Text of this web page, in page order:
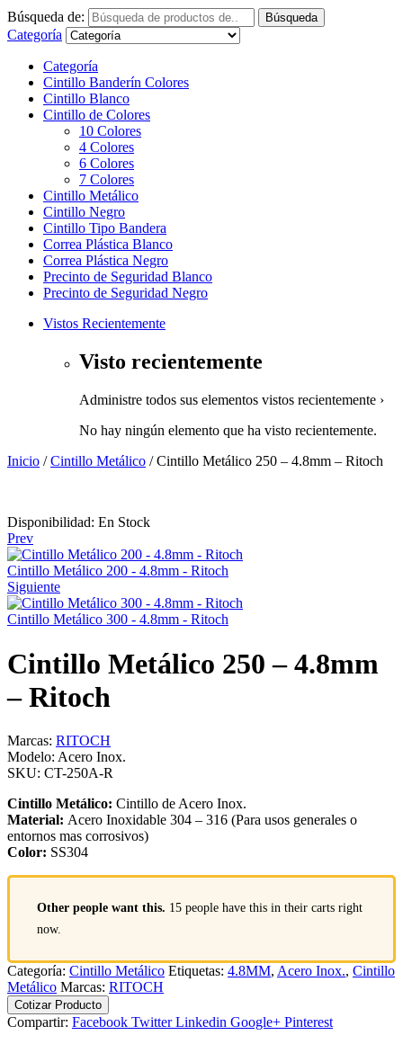
Búsqueda de: Búsqueda
Categoría
Categoría
Cintillo Banderín Colores
Cintillo Blanco
Cintillo de Colores
10 Colores
4 Colores
6 Colores
7 Colores
Cintillo Metálico
Cintillo Negro
Cintillo Tipo Bandera
Correa Plástica Blanco
Correa Plástica Negro
Precinto de Seguridad Blanco
Precinto de Seguridad Negro
Vistos Recientemente
Visto recientemente
Administre todos sus elementos vistos recientemente ›
No hay ningún elemento que ha visto recientemente.
Inicio /Cintillo Metálico / Cintillo Metálico 250 – 4.8mm – Ritoch
Disponibilidad: En Stock
Prev
Cintillo Metálico 200 - 4.8mm - Ritoch
Siguiente
Cintillo Metálico 300 - 4.8mm - Ritoch
Cintillo Metálico 250 – 4.8mm
– Ritoch
Marcas: RITOCH
Modelo: Acero Inox.
SKU: CT-250A-R
Cintillo Metálico: Cintillo de Acero Inox.
Material: Acero Inoxidable 304 – 316 (Para usos generales o
entornos mas corrosivos)
Color: SS304
Other people want this. 15 people have this in their carts right
now.
Categoría: Cintillo Metálico Etiquetas: 4.8MM, Acero Inox., Cintillo
Metálico Marcas: RITOCH
Cotizar Producto
Compartir: Facebook Twitter Linkedin Google+ Pinterest